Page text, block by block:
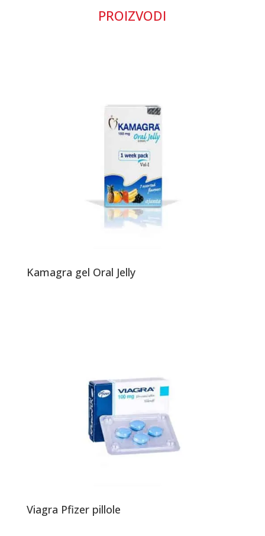
PROIZVODI
Kamagra gel Oral Jelly
Viagra Pfizer pillole